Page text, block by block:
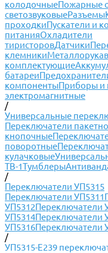
колодочныеПожарные
светозвуковыеРазъемы
проходкиПускатели и
питанияОхладители
тиристоровДатчики
клемники
комплектующие
батареи
компонентыПриборы и
электромагнитные
/
Универсальные
Переключатели
кнопочные
поворотные
кулачковые
ТВ-1Тумблеры
/
Переключатели УП5315
Переключатели УП5311
УП5312Переключатели
УП5314Переключатели
УП5316Переключатели
/
УП5315-Е239